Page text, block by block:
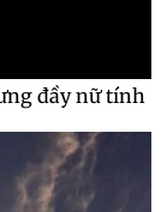
đầy nữ tính